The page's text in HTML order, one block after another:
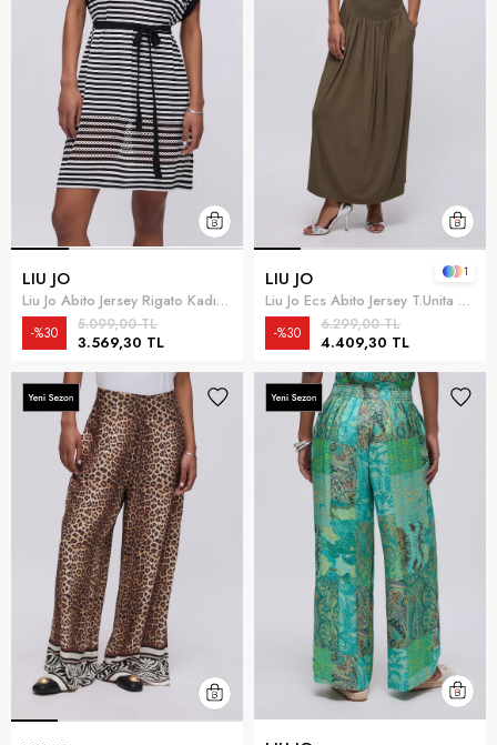
LIU JO
Liu Jo Abito Jersey Rigato Kadın Plaj Elbisesi Çok Renkli
3.569,30 TL
5.099,00 TL
%30
LIU JO
Liu Jo Ecs Abito Jersey T.Unita Kadın Plaj Elbisesi Çok Renkli
4.409,30 TL
6.299,00 TL
%30
1